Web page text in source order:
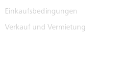
Einkaufsbedingungen
Verkauf und Vermietung